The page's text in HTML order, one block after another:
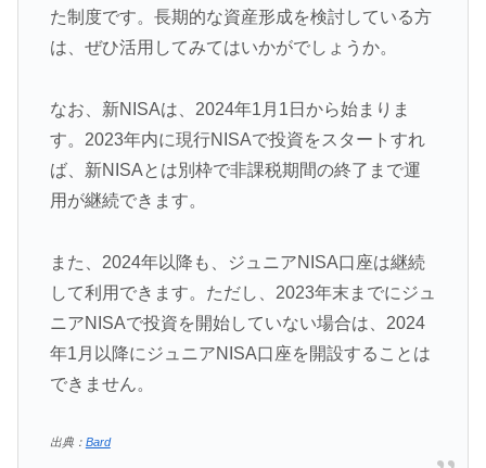
た制度です。長期的な資産形成を検討している方
は、ぜひ活用してみてはいかがでしょうか。
なお、新NISAは、2024年1月1日から始まりま
す。2023年内に現行NISAで投資をスタートすれ
ば、新NISAとは別枠で非課税期間の終了まで運
用が継続できます。
また、2024年以降も、ジュニアNISA口座は継続
して利用できます。ただし、2023年末までにジュ
ニアNISAで投資を開始していない場合は、2024
年1月以降にジュニアNISA口座を開設することは
できません。
出典： Bard